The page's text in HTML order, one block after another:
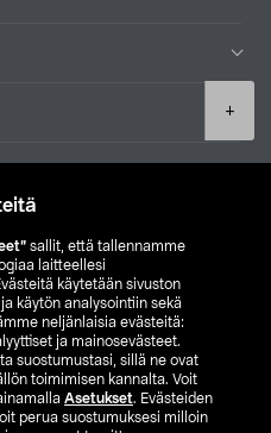
sallit, että tallennamme
laitteellesi
käytetään sivuston
käytön analysointiin sekä
neljänlaisia evästeitä:
ja mainosevästeet.
suostumustasi, sillä ne ovat
toimimisen kannalta. Voit
Asetukset. Evästeiden
perua suostumuksesi milloin
+
FI
SV